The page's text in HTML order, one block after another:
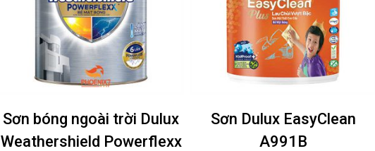
Sơn bóng ngoài trời Dulux
Weathershield Powerflexx
Sơn Dulux EasyClean
A991B